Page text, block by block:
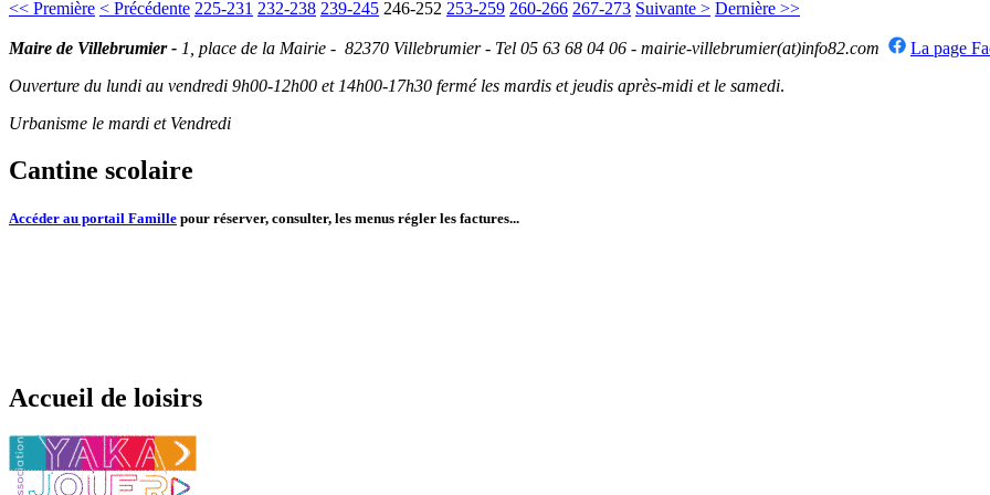
<< Première < Précédente 225-231 232-238 239-245 246-252 253-259 260-266 267-273 Suivante > Dernière >>
Maire de Villebrumier - 1, place de la Mairie - 82370 Villebrumier - Tel 05 63 68 04 06 - mairie-villebrumier(at)info82.com
La page
Ouverture du lundi au vendredi 9h00-12h00 et 14h00-17h30 fermé les mardis et jeudis après-midi et le samedi.
Urbanisme le mardi et Vendredi
Cantine scolaire
Accéder au portail Famille pour réserver, consulter, les menus régler les factures...
Accueil de loisirs